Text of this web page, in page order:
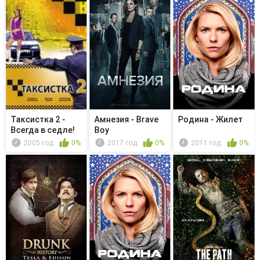
Таксистка 2 -
Всегда в седле!
2005 год 0%
Амнезия - Brave
Boy
2017 год 0%
Родина - Жилет
2011 год 0%